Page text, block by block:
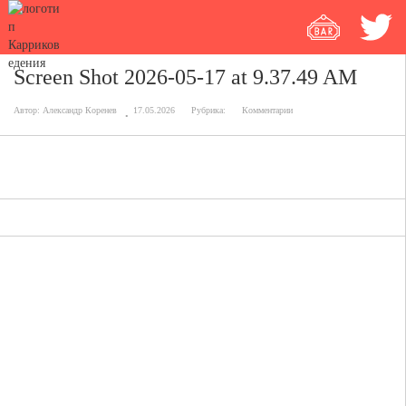
Screen Shot 2026-05-17 at 9.37.49 AM
Автор: Александр Коренев 17.05.2026 Рубрика: Комментарии